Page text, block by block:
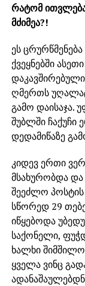
რატომ
მძიმეა?!
ეს
ქვეყნებში
ღმერთს
გამო დაისაჯა.
შუბლში
დედამიწაზე
კიდევ ერთი
მსახურობდა
შეეძლო
სწორედ 29
იწყებოდა
საქონელი,
ხალხი
ყველა ვინც